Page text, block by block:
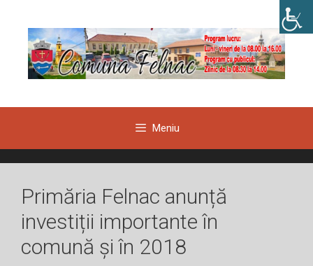
conținut
Meniu
Primăria Felnac anunță
investiții importante în
comună și în 2018